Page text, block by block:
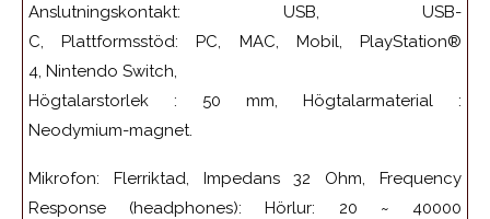
Anslutningskontakt: USB, USB-
C, Plattformsstöd: PC, MAC, Mobil, PlayStation®
4, Nintendo Switch,
Högtalarstorlek : 50 mm, Högtalarmaterial :
Neodymium-magnet.
Mikrofon: Flerriktad, Impedans 32 Ohm, Frequency
Response (headphones): Hörlur: 20 ~ 40000